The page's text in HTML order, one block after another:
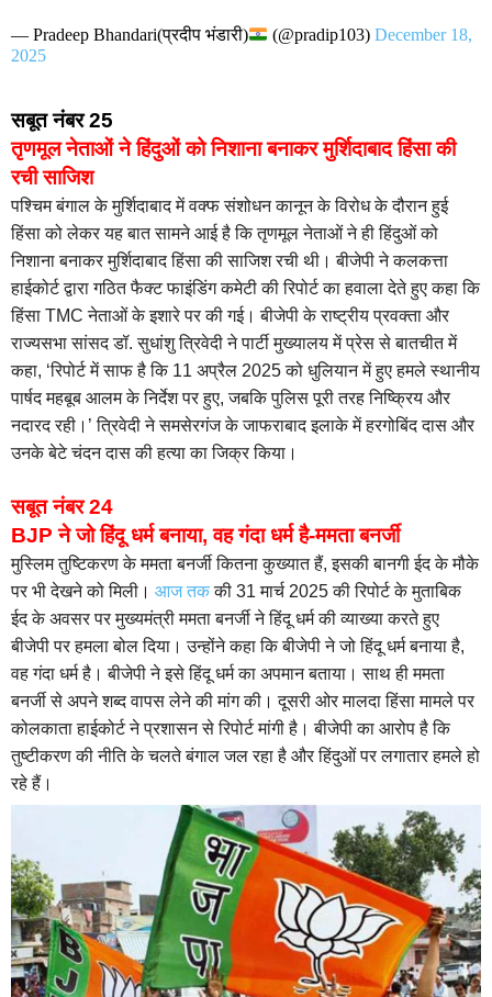
— Pradeep Bhandari(प्रदीप भंडारी) (@pradip103)December 18,
2025
सबूत नंबर 25
तृणमूल नेताओं ने हिंदुओं को निशाना बनाकर मुर्शिदाबाद हिंसा की
रची साजिश
पश्चिम बंगाल के मुर्शिदाबाद में वक्फ संशोधन कानून के विरोध के दौरान हुई
हिंसा को लेकर यह बात सामने आई है कि तृणमूल नेताओं ने ही हिंदुओं को
निशाना बनाकर मुर्शिदाबाद हिंसा की साजिश रची थी। बीजेपी ने कलकत्ता
हाईकोर्ट द्वारा गठित फैक्ट फाइंडिंग कमेटी की रिपोर्ट का हवाला देते हुए कहा कि
हिंसा TMC नेताओं के इशारे पर की गई। बीजेपी के राष्ट्रीय प्रवक्ता और
राज्यसभा सांसद डॉ. सुधांशु त्रिवेदी ने पार्टी मुख्यालय में प्रेस से बातचीत में
कहा, ‘रिपोर्ट में साफ है कि 11 अप्रैल 2025 को धुलियान में हुए हमले स्थानीय
पार्षद महबूब आलम के निर्देश पर हुए, जबकि पुलिस पूरी तरह निष्क्रिय और
नदारद रही।’ त्रिवेदी ने समसेरगंज के जाफराबाद इलाके में हरगोबिंद दास और
उनके बेटे चंदन दास की हत्या का जिक्र किया।
सबूत नंबर 24
BJP ने जो हिंदू धर्म बनाया, वह गंदा धर्म है-ममता बनर्जी
मुस्लिम तुष्टिकरण के ममता बनर्जी कितना कुख्यात हैं, इसकी बानगी ईद के मौके
पर भी देखने को मिली। आज तककी 31 मार्च 2025 की रिपोर्ट के मुताबिक
ईद के अवसर पर मुख्यमंत्री ममता बनर्जी ने हिंदू धर्म की व्याख्या करते हुए
बीजेपी पर हमला बोल दिया। उन्होंने कहा कि बीजेपी ने जो हिंदू धर्म बनाया है,
वह गंदा धर्म है। बीजेपी ने इसे हिंदू धर्म का अपमान बताया। साथ ही ममता
बनर्जी से अपने शब्द वापस लेने की मांग की। दूसरी ओर मालदा हिंसा मामले पर
कोलकाता हाईकोर्ट ने प्रशासन से रिपोर्ट मांगी है। बीजेपी का आरोप है कि
तुष्टीकरण की नीति के चलते बंगाल जल रहा है और हिंदुओं पर लगातार हमले हो
रहे हैं।